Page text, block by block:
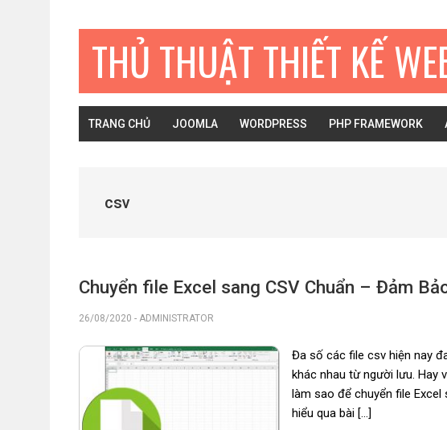
THỦ THUẬT THIẾT KẾ
TRANG CHỦ JOOMLA WORDPRESS PHP FRAMEWORK
csv
Chuyển file Excel sang CSV Chuẩn – Đảm
26/08/2020 - ADMINISTRATOR
Đa số các file csv hiện nay
khác nhau từ người lưu. Hay
làm sao để chuyển file
hiểu qua bài […]